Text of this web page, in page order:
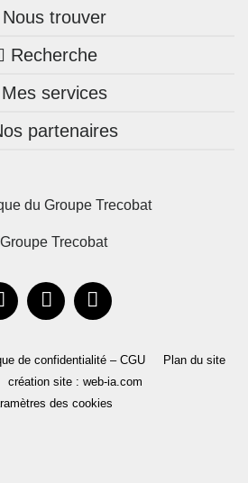
Nous trouver
une agence
Bretagne
Pays de la Loire
Occitanie
Recherche
Nos annonces
Maison + terrain
Mes services
compte Trecobois
un proche!
partenaires
du Groupe Trecobat
de confidentialité – CGU
Plan du site
création site : web-ia.com
des cookies